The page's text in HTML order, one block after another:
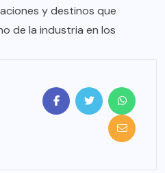
y destinos que
de la industria en los